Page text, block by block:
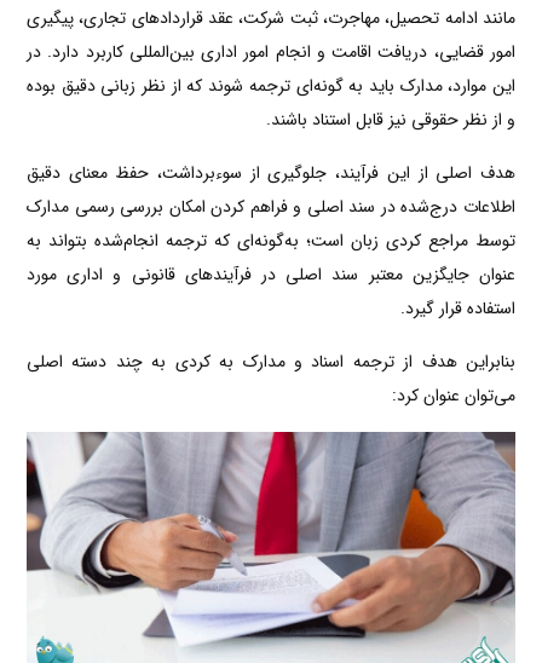
مانند ادامه تحصیل، مهاجرت، ثبت شرکت، عقد قراردادهای تجاری، پیگیری
امور قضایی، دریافت اقامت و انجام امور اداری بین‌المللی کاربرد دارد. در
این موارد، مدارک باید به گونه‌ای ترجمه شوند که از نظر زبانی دقیق بوده
و از نظر حقوقی نیز قابل استناد باشند.
هدف اصلی از این فرآیند، جلوگیری از سوءبرداشت، حفظ معنای دقیق
اطلاعات درج‌شده در سند اصلی و فراهم کردن امکان بررسی رسمی مدارک
توسط مراجع کردی زبان است؛ به‌گونه‌ای که ترجمه انجام‌شده بتواند به
عنوان جایگزین معتبر سند اصلی در فرآیندهای قانونی و اداری مورد
استفاده قرار گیرد.
بنابراین هدف از ترجمه اسناد و مدارک به کردی به چند دسته اصلی
می‌توان عنوان کرد: